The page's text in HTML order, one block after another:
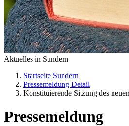
Aktuelles in Sundern
Startseite Sundern
Pressemeldung Detail
Konstituierende Sitzung des
Pressemeldung